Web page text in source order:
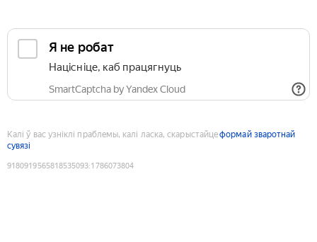
Я не робат
Націсніце, каб працягнуць
SmartCaptcha by Yandex Cloud
Калі ў вас узніклі праблемы, калі ласка, скарыстайцеформай зваротнай
сувязі
9180919565818535093:1786073804